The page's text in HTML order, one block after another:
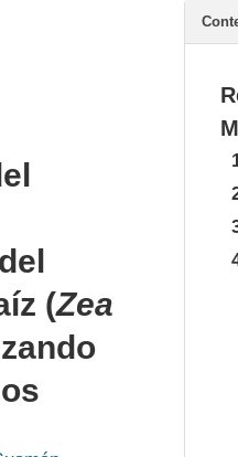
(Zea